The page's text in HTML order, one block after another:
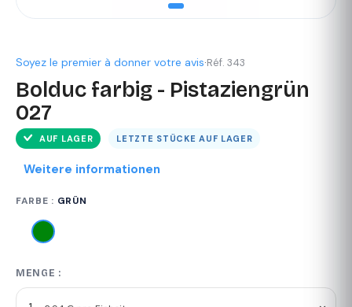
Soyez le premier à donner votre avis·Réf. 343
Bolduc farbig - Pistaziengrün
027
AUF LAGER LETZTE STÜCKE AUF LAGER
Weitere informationen
FARBE : GRÜN
MENGE :